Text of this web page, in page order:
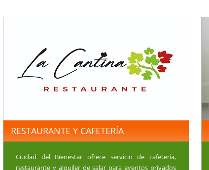
RESTAURANTE Y CAFETERÍA
Ciudad del Bienestar ofrece servicio de cafetería,
restaurante y alquiler de salar para eventos privados